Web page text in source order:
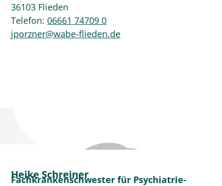
36103 Flieden
Telefon: 06661 74709 0
jporzner@wabe-flieden.de
Heike Schreiner
Fachkrankenschwester für Psychiatrie-